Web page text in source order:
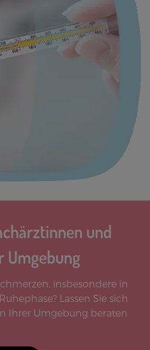
und
Umgebung
insbesondere in
Lassen Sie sich
Ihrer Umgebung beraten